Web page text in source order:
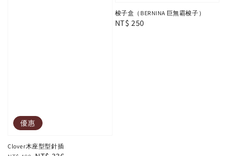
優惠
Clover木座型型針插
梭子盒（BERNINA 巨無霸梭子）
Regular
NT$ 250